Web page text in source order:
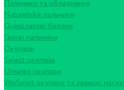
Пальники та обладнання
Naturehike пальники
Quest газові балони
Газові пальники
Окуляри
Select окуляри
Umarex окуляри
WoSport окуляри та захисні маски